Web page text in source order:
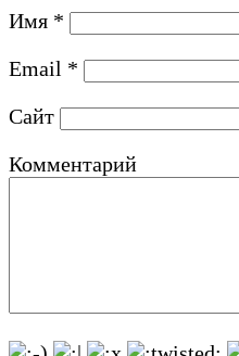
Имя *
Email *
Сайт
Комментарий